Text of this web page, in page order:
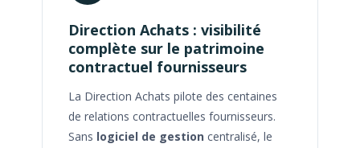
Direction Achats : visibilité
complète sur le patrimoine
contractuel fournisseurs
La Direction Achats pilote des centaines
de relations contractuelles fournisseurs.
Sans logiciel de gestion centralisé, le